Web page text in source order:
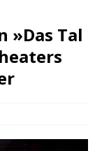
Tal